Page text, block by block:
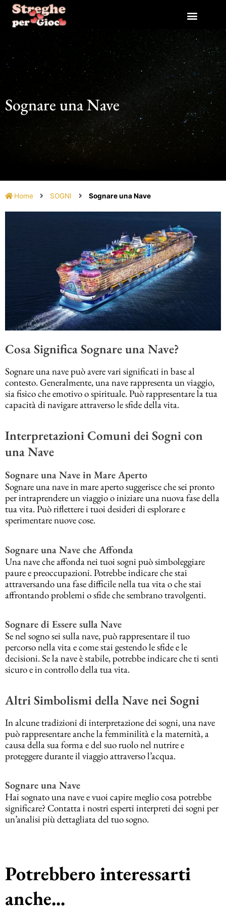
contenuto
Sognare una Nave
Home SOGNI Sognare una Nave
Cosa Significa Sognare una Nave?
Sognare una nave può avere vari significati in base al
contesto. Generalmente, una nave rappresenta un viaggio,
sia fisico che emotivo o spirituale. Può rappresentare la tua
capacità di navigare attraverso le sfide della vita.
Interpretazioni Comuni dei Sogni con
una Nave
Sognare una Nave in Mare Aperto
Sognare una nave in mare aperto suggerisce che sei pronto
per intraprendere un viaggio o iniziare una nuova fase della
tua vita. Può riflettere i tuoi desideri di esplorare e
sperimentare nuove cose.
Sognare una Nave che Affonda
Una nave che affonda nei tuoi sogni può simboleggiare
paure e preoccupazioni. Potrebbe indicare che stai
attraversando una fase difficile nella tua vita o che stai
affrontando problemi o sfide che sembrano travolgenti.
Sognare di Essere sulla Nave
Se nel sogno sei sulla nave, può rappresentare il tuo
percorso nella vita e come stai gestendo le sfide e le
decisioni. Se la nave è stabile, potrebbe indicare che ti senti
sicuro e in controllo della tua vita.
Altri Simbolismi della Nave nei Sogni
In alcune tradizioni di interpretazione dei sogni, una nave
può rappresentare anche la femminilità e la maternità, a
causa della sua forma e del suo ruolo nel nutrire e
proteggere durante il viaggio attraverso l’acqua.
Sognare una Nave
Hai sognato una nave e vuoi capire meglio cosa potrebbe
significare? Contatta i nostri esperti interpreti dei sogni per
un’analisi più dettagliata del tuo sogno.
Potrebbero interessarti
anche...